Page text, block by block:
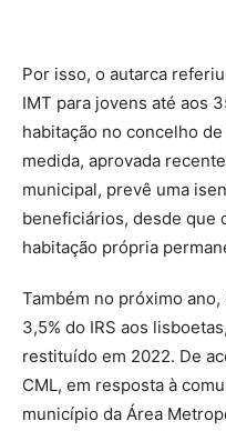
Por isso, o autarca
IMT para jovens até aos
habitação no concelho
medida, aprovada
municipal, prevê uma
beneficiários, desde que
habitação própria
Também no próximo
3,5% do IRS aos
restituído em 2022. De
CML, em resposta à
município da Área